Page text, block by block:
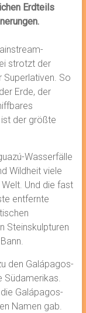
Erdteils
strotzt der
So
Erde, der
ist der größte
Wasserfälle
Wildheit viele
Und die fast
entfernte
Steinskulpturen
den Galápagos-
Südamerikas.
Galápagos-
Namen gab.